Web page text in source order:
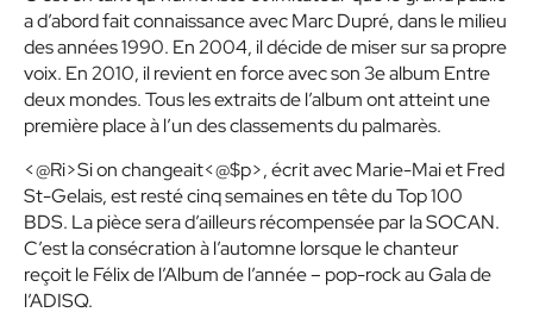
a d’abord fait connaissance avec Marc Dupré, dans le milieu
des années 1990. En 2004, il décide de miser sur sa propre
voix. En 2010, il revient en force avec son 3e album Entre
deux mondes.Tous les extraits de l’album ont atteint une
première place à l’un des classements du palmarès.
<@Ri>Si on changeait<@$p>, écrit avec Marie-Mai et Fred
St-Gelais, est resté cinq semaines en tête du Top 100
BDS. La pièce sera d’ailleurs récompensée par la SOCAN.
C’est la consécration à l’automne lorsque le chanteur
reçoit le Félix de l’Album de l’année – pop-rock au Gala de
l’ADISQ.